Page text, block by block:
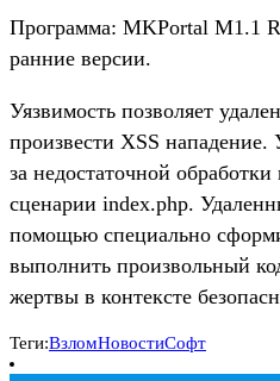
Программа: MKPortal M1.1
ранние версии.
Уязвимость позволяет
произвести XSS нападение.
за недостаточной
сценарии index.php.
помощью специально
выполнить произвольный
жертвы в контексте
Теги:ВзломНовостиСофт